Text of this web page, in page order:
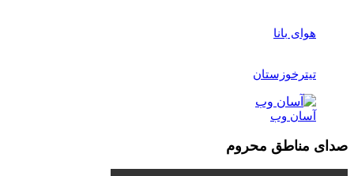
هوای بانا
تیترخوزستان
آسان وب
صدای مناطق محروم